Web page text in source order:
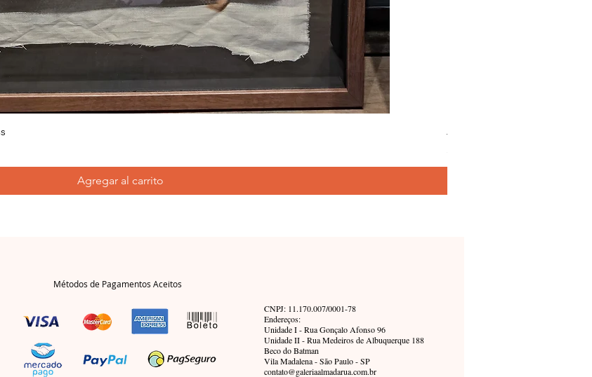
Agregar al carrito
Joana d. – Simone Siss
Métodos de Pagamentos Aceitos
CNPJ: 11.170.007/0001-78
Endereços:
Unidade I - Rua Gonçalo Afonso 96
Unidade II - Rua Medeiros de Albuquerque 188
Beco do Batman
Vila Madalena - São Paulo - SP
contato@galeriaalmadarua.com.br